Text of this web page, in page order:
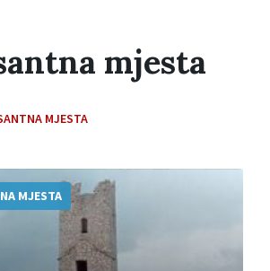
mjesta
MJESTA
MJESTA